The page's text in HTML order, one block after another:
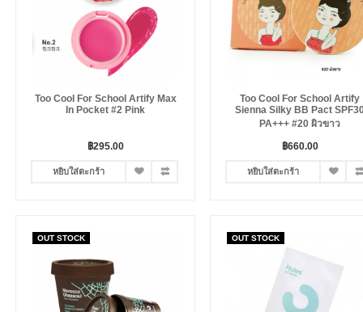
Too Cool For School Artify Max
In Pocket #2 Pink
฿295.00
หยิบใส่ตะกร้า
Too Cool For School Artify
Sienna Silky BB Pact
PA+++ #20 ผิวขาว
฿660.00
หยิบใส่ตะกร้า
OUT STOCK OUT STOCK